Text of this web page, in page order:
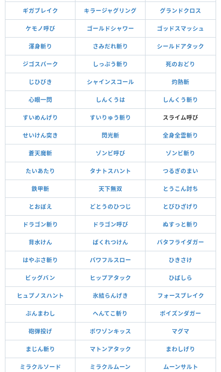
ギガブレイク キラージャグリング グランドクロス
ケモノ呼び ゴールドシャワー ゴッドスマッシュ
渾身斬り さみだれ斬り シールドアタック
ジゴスパーク しっぷう斬り 死のおどり
じひびき シャインスコール 灼熱斬
心眼一閃 しんくうは しんくう斬り
すいめんげり すいりゅう斬り スライム呼び
せいけん突き 閃光斬 全身全霊斬り
蒼天魔斬 ゾンビ呼び ゾンビ斬り
たいあたり タナトスハント つるぎのまい
鉄甲斬 天下無双 とうこん討ち
とおぼえ どとうのひつじ とびひざげり
ドラゴン斬り ドラゴン呼び ぬすっと斬り
背水けん ばくれつけん バタフライダガー
はやぶさ斬り パワフルスロー ひきさけ
ビッグバン ヒップアタック ひばしら
ヒュプノスハント 氷結らんげき フォースブレイク
ぶんまわし へんてこ斬り ポイズンダガー
砲弾投げ ポワゾンキッス マグマ
まじん斬り マトンアタック まわしげり
ミラクルソード ミラクルムーン ムーンサルト